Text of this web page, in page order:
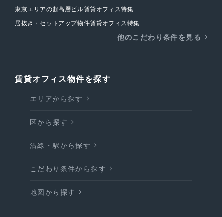
東京エリアの超高層ビル賃貸オフィス特集
居抜き・セットアップ物件賃貸オフィス特集
他のこだわり条件を見る
賃貸オフィス物件を探す
エリアから探す
区から探す
沿線・駅から探す
こだわり条件から探す
地図から探す